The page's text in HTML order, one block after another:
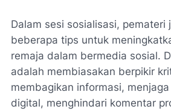
Dalam sesi sosialisasi, pemateri
beberapa tips untuk
remaja dalam bermedia sosial.
adalah membiasakan berpikir
membagikan informasi,
digital, menghindari komentar